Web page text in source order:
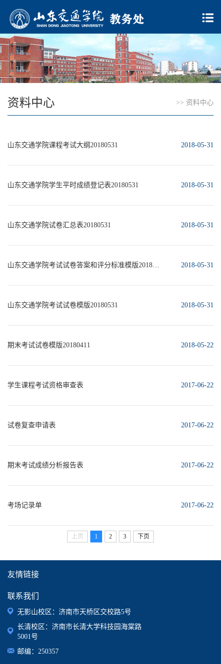
资料中心 >> 资料中心
山东交通学院课程考试大纲20180531 2018-05-31
山东交通学院学生平时成绩登记表20180531 2018-05-31
山东交通学院试卷汇总表20180531 2018-05-31
山东交通学院考试试卷答案和评分标准模版20180531 2018-05-31
山东交通学院考试试卷模版20180531 2018-05-31
期末考试试卷模版20180411 2018-05-22
学生课程考试资格审查表 2017-06-22
试卷复查申请表 2017-06-22
期末考试成绩分析报告表 2017-06-22
考场记录单 2017-06-22
上页 1 2 3 下页
友情链接
联系我们
无影山校区：济南市天桥区交校路5号
长清校区：济南市长清大学科技园海棠路
5001号
邮编：250357